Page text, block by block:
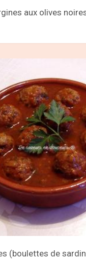
aux olives
(boulettes de